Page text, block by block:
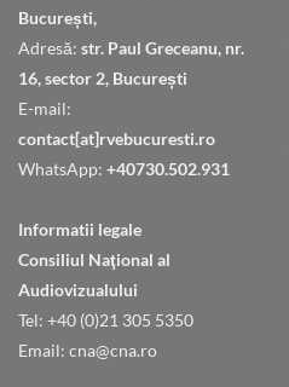
București,
Adresă: str. Paul Greceanu, nr.
16, sector 2, București
E-mail:
contact[at]rvebucuresti.ro
WhatsApp: +40730.502.931
Informatii legale
Consiliul Naţional al
Audiovizualului
Tel: +40 (0)21 305 5350
Email: cna@cna.ro